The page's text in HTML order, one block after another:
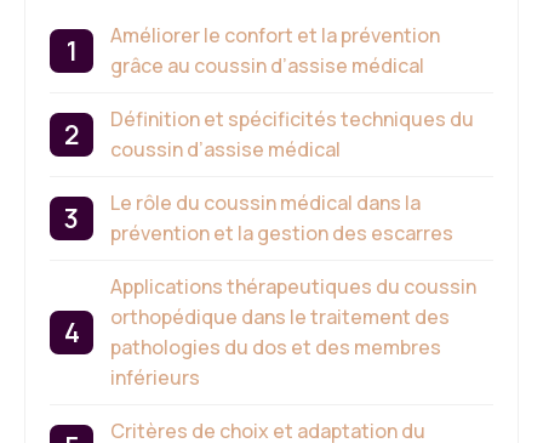
Améliorer le confort et la prévention
grâce au coussin d’assise médical
Définition et spécificités techniques du
coussin d’assise médical
Le rôle du coussin médical dans la
prévention et la gestion des escarres
Applications thérapeutiques du coussin
orthopédique dans le traitement des
pathologies du dos et des membres
inférieurs
Critères de choix et adaptation du